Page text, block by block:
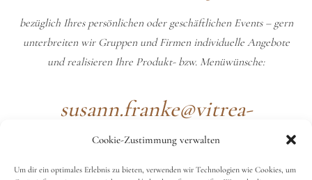
Cookie-Zustimmung verwalten
Um dir ein optimales Erlebnis zu bieten, verwenden wir Technologien wie Cookies, um
bezüglich Ihres persönlichen oder geschäftlichen Events – gern
unterbreiten wir Gruppen und Firmen individuelle Angebote
und realisieren Ihre Produkt- bzw. Menüwünsche:
susann.franke@vitrea-
gesundheit.de